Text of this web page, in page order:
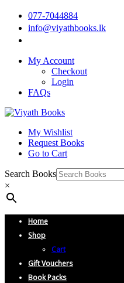
077-7044884
info@viyathbooks.lk
My Account
Checkout
Login
FAQs
My Wishlist
Request Books
Go to Cart
Search Books
×
Home
Shop
Cart
Gift Vouchers
Book Packs